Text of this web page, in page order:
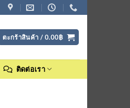
ตะกร้าสินค้า / 0.00฿
ติดต่อเรา